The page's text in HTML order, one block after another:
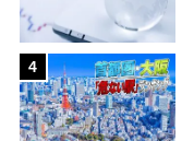
4